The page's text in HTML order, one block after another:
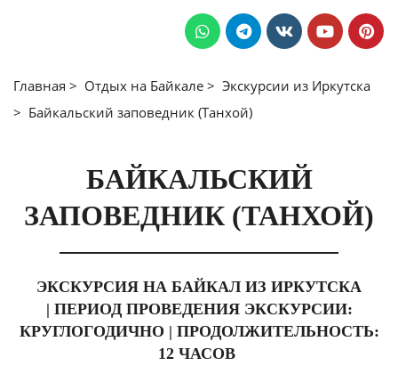
Главная > Отдых на Байкале > Экскурсии из Иркутска
> Байкальский заповедник (Танхой)
БАЙКАЛЬСКИЙ
ЗАПОВЕДНИК (ТАНХОЙ)
ЭКСКУРСИЯ НА БАЙКАЛ ИЗ ИРКУТСКА
| ПЕРИОД ПРОВЕДЕНИЯ ЭКСКУРСИИ:
КРУГЛОГОДИЧНО | ПРОДОЛЖИТЕЛЬНОСТЬ:
12 ЧАСОВ